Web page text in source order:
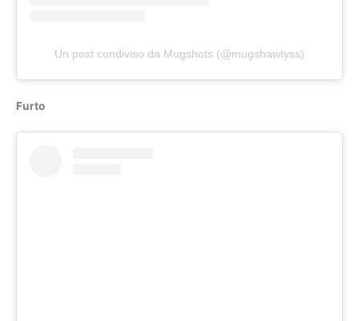
Un post condiviso da Mugshots (@mugshawtyss)
Furto